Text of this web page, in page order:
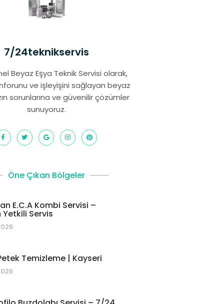
7/24teknikservis
Beyaz Eşya Teknik Servisi olarak,
ve işleyişini sağlayan beyaz
sorunlarına ve güvenilir çözümler
sunuyoruz.
Öne Çıkan Bölgeler
E.C.A Kombi Servisi –
Servis
Temizleme | Kayseri